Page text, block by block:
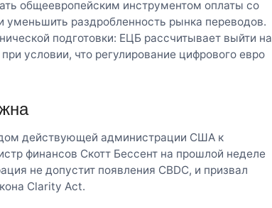
общеевропейским инструментом оплаты со
уменьшить раздробленность рынка переводов.
подготовки: ЕЦБ рассчитывает выйти на
условии, что регулирование цифрового евро
действующей администрации США к
финансов Скотт Бессент на прошлой неделе
не допустит появления CBDC, и призвал
Clarity Act.